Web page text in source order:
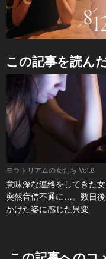
この記事を読ん
モラトリアムの女たち Vol.8
意味深な連絡をしてきた女
突然音信不通に…。数日
かけた姿に感じた異変